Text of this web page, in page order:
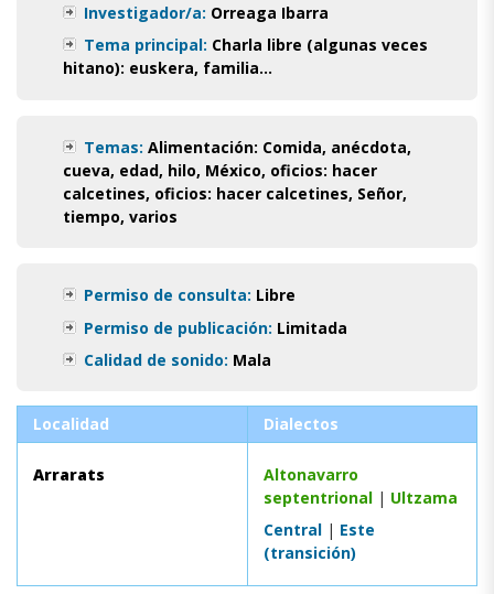
Investigador/a: Orreaga Ibarra
Tema principal: Charla libre (algunas veces
hitano): euskera, familia...
Temas: Alimentación: Comida, anécdota,
cueva, edad, hilo, México, oficios: hacer
calcetines, oficios: hacer calcetines, Señor,
tiempo, varios
Permiso de consulta: Libre
Permiso de publicación: Limitada
Calidad de sonido: Mala
Localidad Dialectos
Arrarats
Altonavarro
septentrional | Ultzama
Central | Este
(transición)